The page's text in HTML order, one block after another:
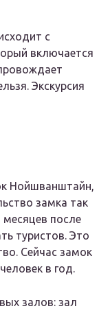
с
включается
Экскурсия
Нойшванштайн,
замка так
месяцев после
туристов. Это
Сейчас замок
в год.
залов: зал